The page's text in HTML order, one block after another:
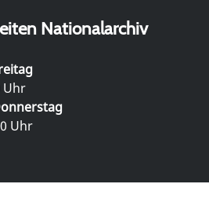
Nationalarchiv
Uhr
Uhr